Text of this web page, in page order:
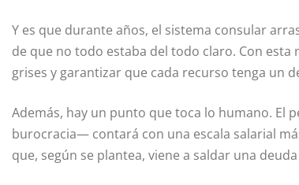
Y es que durante años, el sistema consular
de que no todo estaba del todo claro. Con
grises y garantizar que cada recurso tenga un
Además, hay un punto que toca lo humano. El
burocracia— contará con una escala salarial
que, según se plantea, viene a saldar una